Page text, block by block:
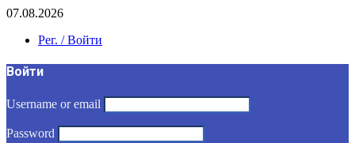
07.08.2026
Рег. / Войти
Войти
Username or email
Password